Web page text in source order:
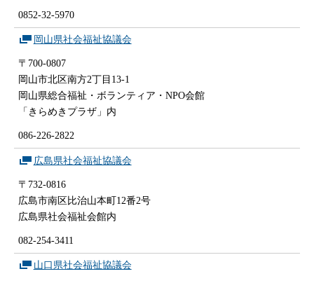
0852-32-5970
岡山県社会福祉協議会
〒700-0807
岡山市北区南方2丁目13-1
岡山県総合福祉・ボランティア・NPO会館
「きらめきプラザ」内
086-226-2822
広島県社会福祉協議会
〒732-0816
広島市南区比治山本町12番2号
広島県社会福祉会館内
082-254-3411
山口県社会福祉協議会